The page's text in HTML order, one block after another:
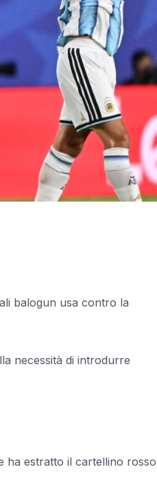
balogun usa contro la
necessità di introdurre
ha estratto il cartellino rosso